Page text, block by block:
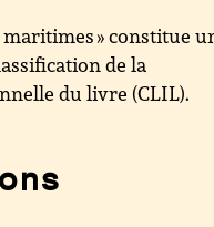
» constitue
de la
du livre (CLIL).